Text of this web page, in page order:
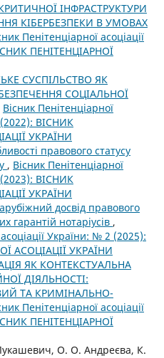
ІНФРАСТРУКТУРИ
КІБЕРБЕЗПЕКИ В УМОВАХ
Пенітенціарної асоціації
ПЕНІТЕНЦІАРНОЇ
СУСПІЛЬСТВО ЯК
СОЦІАЛЬНОЇ
Вісник Пенітенціарної
(2022): ВІСНИК
УКРАЇНИ
правового статусу
, Вісник Пенітенціарної
(2023): ВІСНИК
УКРАЇНИ
досвід правового
гарантій нотаріусів ,
України: № 2 (2025):
АСОЦІАЦІЇ УКРАЇНИ
ЯК КОНТЕКСТУАЛЬНА
ДІЯЛЬНОСТІ:
ТА КРИМІНАЛЬНО-
Пенітенціарної асоціації
ПЕНІТЕНЦІАРНОЇ
О. О. Андреєва, К.